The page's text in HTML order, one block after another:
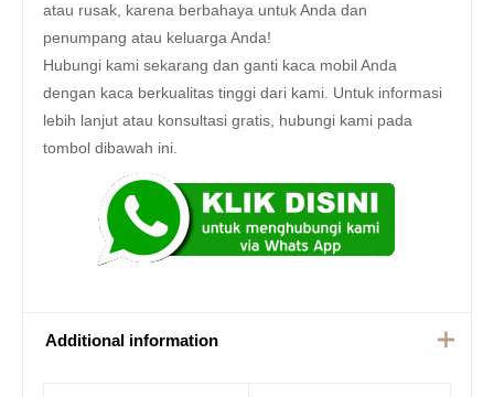
atau rusak, karena berbahaya untuk Anda dan
penumpang atau keluarga Anda!
Hubungi kami sekarang dan ganti kaca mobil Anda
dengan kaca berkualitas tinggi dari kami. Untuk informasi
lebih lanjut atau konsultasi gratis, hubungi kami pada
tombol dibawah ini.
Additional information